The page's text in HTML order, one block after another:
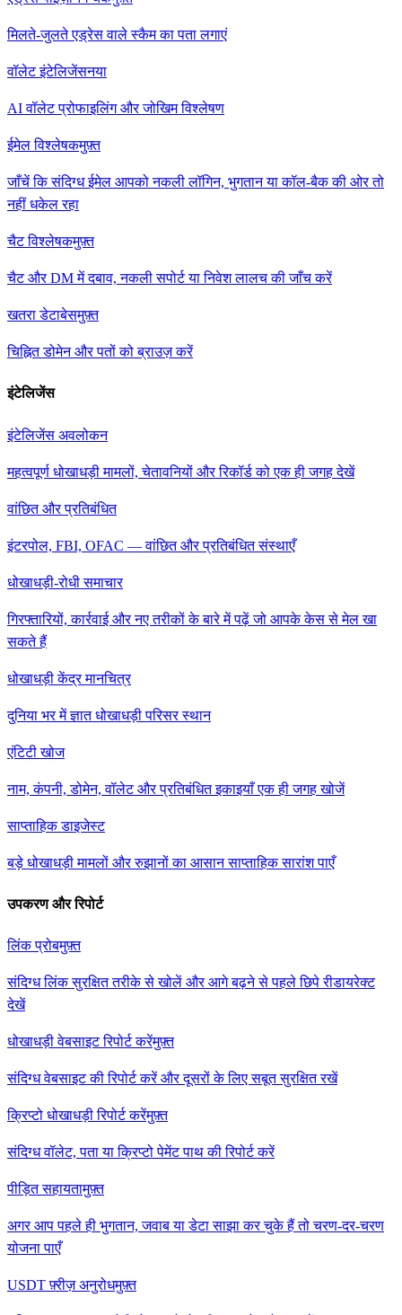
मिलते-जुलते एड्रेस वाले स्कैम का पता लगाएं
वॉलेट इंटेलिजेंसनया
AI वॉलेट प्रोफाइलिंग और जोखिम विश्लेषण
ईमेल विश्लेषकमुफ़्त
जाँचें कि संदिग्ध ईमेल आपको नकली लॉगिन, भुगतान या कॉल-बैक की ओर तो
नहीं धकेल रहा
चैट विश्लेषकमुफ़्त
चैट और DM में दबाव, नकली सपोर्ट या निवेश लालच की जाँच करें
खतरा डेटाबेसमुफ़्त
चिह्नित डोमेन और पतों को ब्राउज़ करें
इंटेलिजेंस
इंटेलिजेंस अवलोकन
महत्वपूर्ण धोखाधड़ी मामलों, चेतावनियों और रिकॉर्ड को एक ही जगह देखें
वांछित और प्रतिबंधित
इंटरपोल, FBI, OFAC — वांछित और प्रतिबंधित संस्थाएँ
धोखाधड़ी-रोधी समाचार
गिरफ्तारियों, कार्रवाई और नए तरीकों के बारे में पढ़ें जो आपके केस से मेल खा
सकते हैं
धोखाधड़ी केंद्र मानचित्र
दुनिया भर में ज्ञात धोखाधड़ी परिसर स्थान
एंटिटी खोज
नाम, कंपनी, डोमेन, वॉलेट और प्रतिबंधित इकाइयाँ एक ही जगह खोजें
साप्ताहिक डाइजेस्ट
बड़े धोखाधड़ी मामलों और रुझानों का आसान साप्ताहिक सारांश पाएँ
उपकरण और रिपोर्ट
लिंक प्रोबमुफ़्त
संदिग्ध लिंक सुरक्षित तरीके से खोलें और आगे बढ़ने से पहले छिपे रीडायरेक्ट
देखें
धोखाधड़ी वेबसाइट रिपोर्ट करेंमुफ़्त
संदिग्ध वेबसाइट की रिपोर्ट करें और दूसरों के लिए सबूत सुरक्षित रखें
क्रिप्टो धोखाधड़ी रिपोर्ट करेंमुफ़्त
संदिग्ध वॉलेट, पता या क्रिप्टो पेमेंट पाथ की रिपोर्ट करें
पीड़ित सहायतामुफ़्त
अगर आप पहले ही भुगतान, जवाब या डेटा साझा कर चुके हैं तो चरण-दर-चरण
योजना पाएँ
USDT फ़्रीज़ अनुरोधमुफ़्त